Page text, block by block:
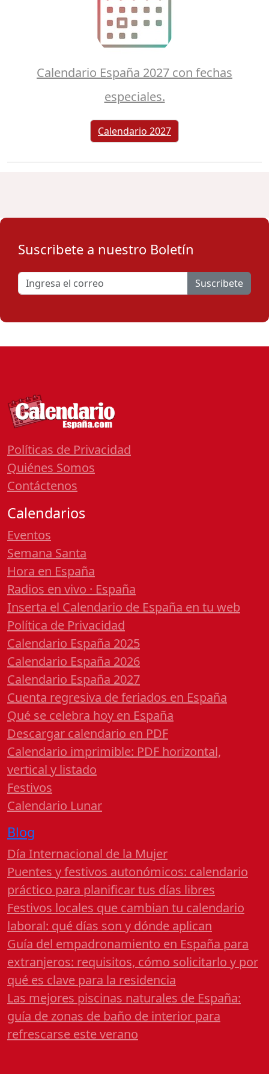
Calendario España 2027 con fechas
especiales.
Calendario 2027
Suscribete a nuestro Boletín
Suscribete
Políticas de Privacidad
Quiénes Somos
Contáctenos
Calendarios
Eventos
Semana Santa
Hora en España
Radios en vivo · España
Inserta el Calendario de España en tu web
Política de Privacidad
Calendario España 2025
Calendario España 2026
Calendario España 2027
Cuenta regresiva de feriados en España
Qué se celebra hoy en España
Descargar calendario en PDF
Calendario imprimible: PDF horizontal,
vertical y listado
Festivos
Calendario Lunar
Blog
Día Internacional de la Mujer
Puentes y festivos autonómicos: calendario
práctico para planificar tus días libres
Festivos locales que cambian tu calendario
laboral: qué días son y dónde aplican
Guía del empadronamiento en España para
extranjeros: requisitos, cómo solicitarlo y por
qué es clave para la residencia
Las mejores piscinas naturales de España:
guía de zonas de baño de interior para
refrescarse este verano